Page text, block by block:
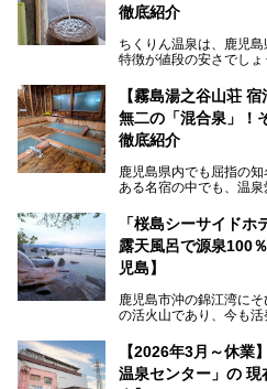
徹底紹介
ちくりん温泉は、鹿児
特徴が値段の安さでしょ
4,000円～、と驚くべき
さらに、源泉100％かけ
点にも注目すべき。30
験上、穴場中の穴場と
今回は「ちくりん温泉
ついて、徹底レビューし
【霧島湯之谷山荘
無二の「混合泉」！
徹底紹介
鹿児島県内でも屈指の
ある名宿の中でも、温
山荘）」です。
最大の魅力は、ここで
「自噴混合泉」。今回
べく宿泊し、実際に感じ
レポートします。
また、気軽に立ち寄り
併せて解説。温泉マニ
迫ります。
「桜島シーサイド
露天風呂で源泉100
児島】
鹿児島市沖の錦江湾に
の活火山であり、今も活
ートホテル。最大の魅
呂でしょう。源泉100
ファンを魅了する存在
【2026年3月～休業
温泉センター」の 現